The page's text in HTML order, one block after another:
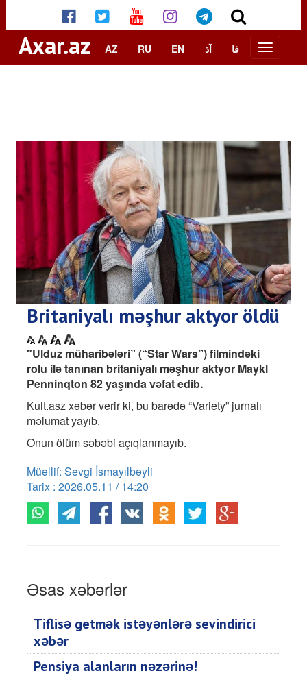
Axar.az AZ RU EN آذ فا
Britaniyalı məşhur aktyor öldü
"Ulduz müharibələri” (“Star Wars”) filmindəki
rolu ilə tanınan britaniyalı məşhur aktyor Maykl
Penninqton 82 yaşında vəfat edib.
Kult.asz xəbər verir ki, bu barədə “Variety” jurnalı
məlumat yayıb.
Onun ölüm səbəbi açıqlanmayıb.
Müəllif: Sevgi İsmayılbəyli
Tarix : 2026.05.11 / 14:20
Əsas xəbərlər
Tiflisə getmək istəyənlərə sevindirici
xəbər
Pensiya alanların nəzərinə!